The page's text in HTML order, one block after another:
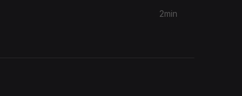
2min